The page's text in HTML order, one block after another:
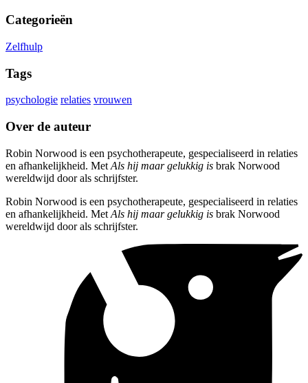
Categorieën
Zelfhulp
Tags
psychologie relaties vrouwen
Over de auteur
Robin Norwood is een psychotherapeute, gespecialiseerd in relaties
en afhankelijkheid. Met Als hij maar gelukkig is brak Norwood
wereldwijd door als schrijfster.
Robin Norwood is een psychotherapeute, gespecialiseerd in relaties
en afhankelijkheid. Met Als hij maar gelukkig is brak Norwood
wereldwijd door als schrijfster.